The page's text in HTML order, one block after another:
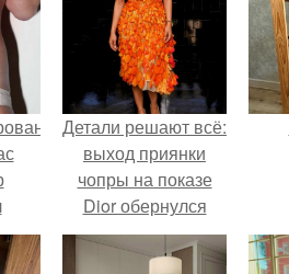
в
Детали решают всё:
выход приянки
чопры на показе
Dior обернулся
шквалом критики
из-за небрежного